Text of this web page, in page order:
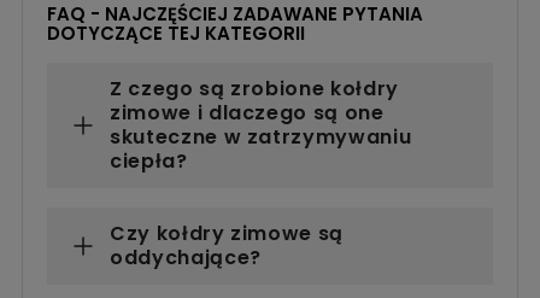
FAQ - NAJCZĘŚCIEJ ZADAWANE PYTANIA
DOTYCZĄCE TEJ KATEGORII
Z czego są zrobione kołdry
zimowe i dlaczego są one
skuteczne w zatrzymywaniu
ciepła?
Czy kołdry zimowe są
oddychające?